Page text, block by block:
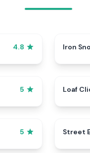
4.8 Iron
5 Loaf
5 Street